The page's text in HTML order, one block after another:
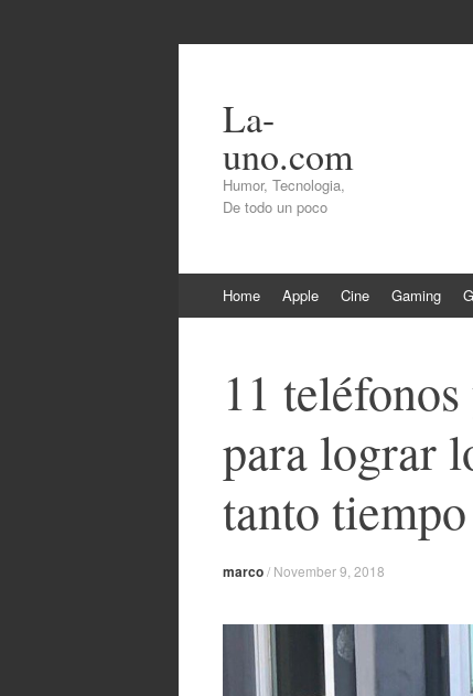
La-
uno.com
Humor, Tecnologia,
De todo un poco
to
Home Apple Cine Gaming
11
para lograr
tanto tiempo
marco/ November 9, 2018